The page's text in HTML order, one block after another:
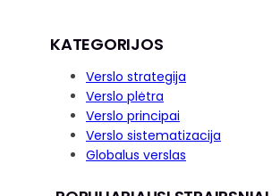
KATEGORIJOS
Verslo strategija
Verslo plėtra
Verslo principai
Verslo sistematizacija
Globalus verslas